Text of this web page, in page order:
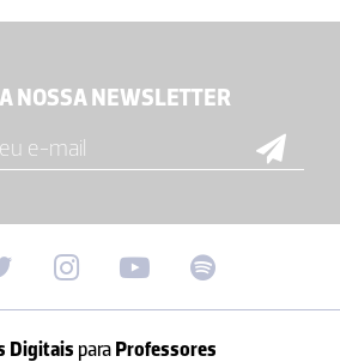
NOSSA NEWSLETTER
Digitais paraProfessores